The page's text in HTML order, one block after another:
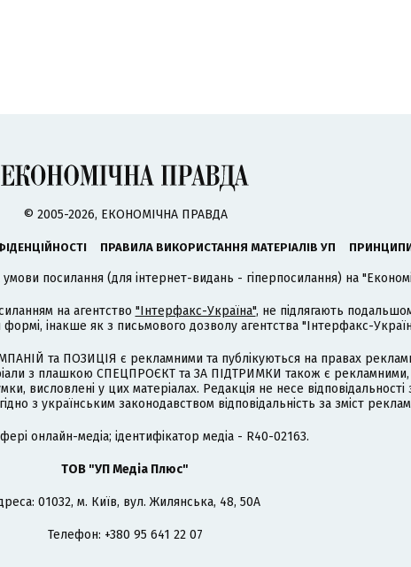
© 2005-2026, ЕКОНОМІЧНА ПРАВДА
ПРАВИЛА ВИКОРИСТАННЯ МАТЕРІАЛІВ УП
посилання (для інтернет-видань - гіперпосилання) на
на агентство "Інтерфакс-Україна", не підлягають
інакше як з письмового дозволу агентства "Інтерфакс-
та ПОЗИЦІЯ є рекламними та публікуються на правах
з плашкою СПЕЦПРОЄКТ та ЗА ПІДТРИМКИ також є
висловлені у цих матеріалах. Редакція не несе відповідальності
з українським законодавством відповідальність за зміст
онлайн-медіа; ідентифікатор медіа - R40-02163.
ТОВ "УП Медіа Плюс"
01032, м. Київ, вул. Жилянська, 48, 50А
Телефон: +380 95 641 22 07